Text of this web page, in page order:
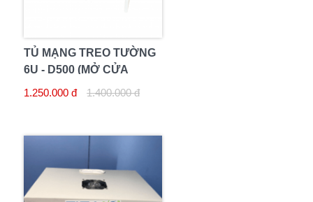
TỦ MẠNG TREO TƯỜNG
6U - D500 (MỞ CỬA
HONG)
1.250.000 đ 1.400.000 đ